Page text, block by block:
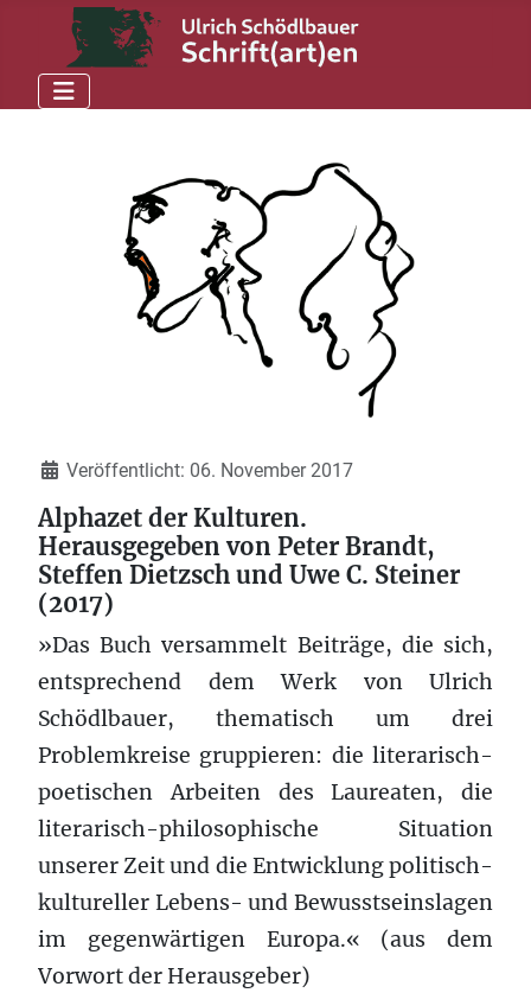
DetailsVeröffentlicht: 06. November 2017
Alphazet der Kulturen.
Herausgegeben von Peter Brandt,
Steffen Dietzsch und Uwe C. Steiner
(2017)
»Das Buch versammelt Beiträge, die sich,
entsprechend dem Werk von Ulrich
Schödlbauer, thematisch um drei
Problemkreise gruppieren: die literarisch-
poetischen Arbeiten des Laureaten, die
literarisch-philosophische Situation
unserer Zeit und die Entwicklung politisch-
kultureller Lebens- und Bewusstseinslagen
im gegenwärtigen Europa.« (aus dem
Vorwort der Herausgeber)